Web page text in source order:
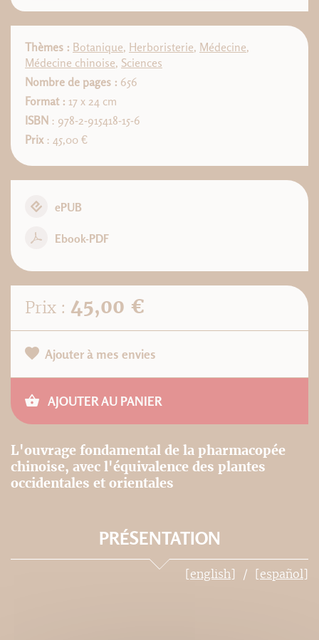
Thèmes : Botanique, Herboristerie, Médecine,
Médecine chinoise, Sciences
Nombre de pages : 656
Format : 17 x 24 cm
ISBN : 978-2-915418-15-6
Prix: 45,00 €
ePUB
Ebook-PDF
Prix : 45,00 €
Ajouter à mes envies
AJOUTER AU PANIER
L'ouvrage fondamental de la pharmacopée
chinoise, avec l'équivalence des plantes
occidentales et orientales
PRÉSENTATION
[english] [español]